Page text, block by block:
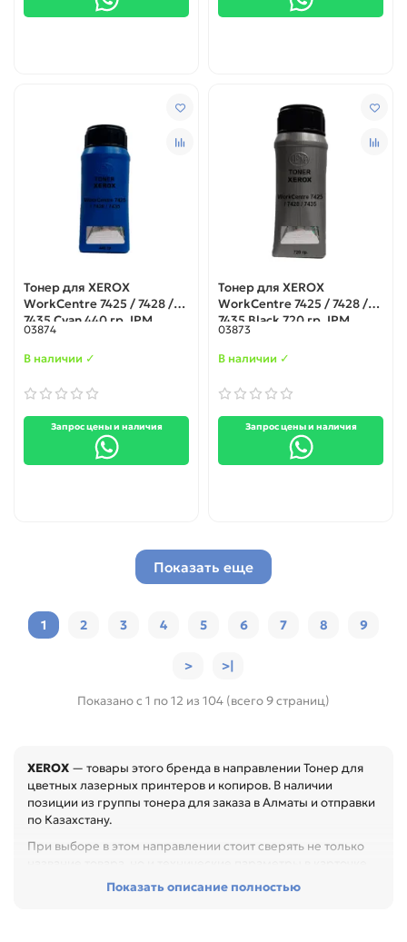
Тонер для XEROX
WorkCentre 7425 / 7428 /
7435 Cyan 440 гр. IPM
03874
В наличии ✓
Запрос цены и наличия
Тонер для XEROX
WorkCentre 7425 / 7428 /
7435 Black 720 гр. IPM
03873
В наличии ✓
Запрос цены и наличия
Показать еще
1 2 3 4 5 6 7 8 9
> >|
Показано с 1 по 12 из 104 (всего 9 страниц)
XEROX — товары этого бренда в направлении Тонер для
цветных лазерных принтеров и копиров. В наличии
позиции из группы тонера для заказа в Алматы и отправки
по Казахстану.
При выборе в этом направлении стоит сверять не только
Перед покупкой проверьте бренд устройства, цвет,
Показать описание полностью